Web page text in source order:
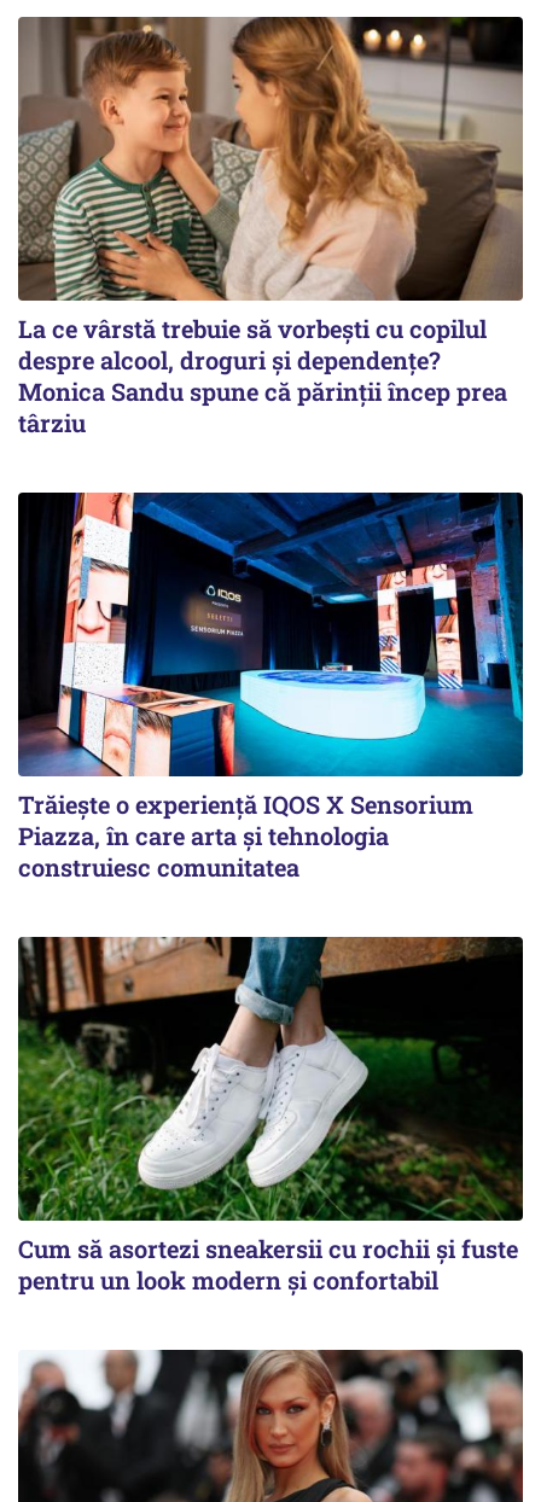
La ce vârstă trebuie să vorbești cu copilul
despre alcool, droguri și dependențe?
Monica Sandu spune că părinții încep prea
târziu
Trăiește o experiență IQOS X Sensorium
Piazza, în care arta și tehnologia
construiesc comunitatea
Cum să asortezi sneakersii cu rochii și fuste
pentru un look modern și confortabil